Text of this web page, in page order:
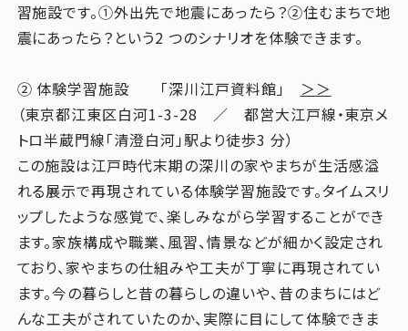
習施設です。①外出先で地震にあったら？②住むまちで地
震にあったら？という2 つのシナリオを体験できます。
② 体験学習施設 「深川江戸資料館」 ＞＞
（東京都江東区白河1-3-28 ／ 都営大江戸線・東京メ
トロ半蔵門線「清澄白河」駅より徒歩3 分）
この施設は江戸時代末期の深川の家やまちが生活感溢
れる展示で再現されている体験学習施設です。タイムスリ
ップしたような感覚で、楽しみながら学習することができ
ます。家族構成や職業、風習、情景などが細かく設定され
ており、家やまちの仕組みや工夫が丁寧に再現されてい
ます。今の暮らしと昔の暮らしの違いや、昔のまちにはど
んな工夫がされていたのか、実際に目にして体験できま